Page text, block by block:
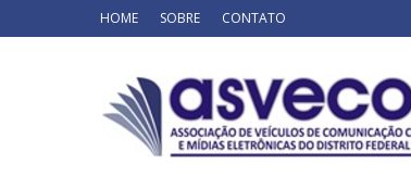
HOME SOBRE CONTATO